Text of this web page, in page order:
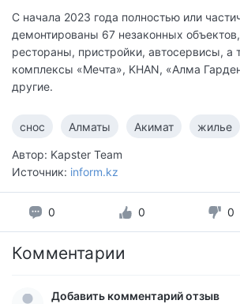
С начала 2023 года полностью или
демонтированы 67 незаконных
рестораны, пристройки, автосервисы,
комплексы «Мечта», KHAN, «Алма
другие.
снос Алматы Акимат жилье
Автор: Kapster Team
Источник: inform.kz
0 0 0
Комментарии
Добавить комментарий отзыв